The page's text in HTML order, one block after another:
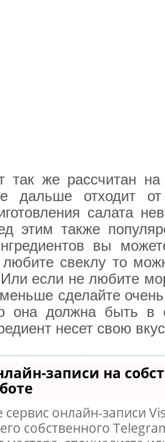
так же рассчитан
дальше отходит от
салата
этим также
вы
свеклу то
если не любите
сделайте
она должна быть в
несет свою
записи на
онлайн-записи
собственного